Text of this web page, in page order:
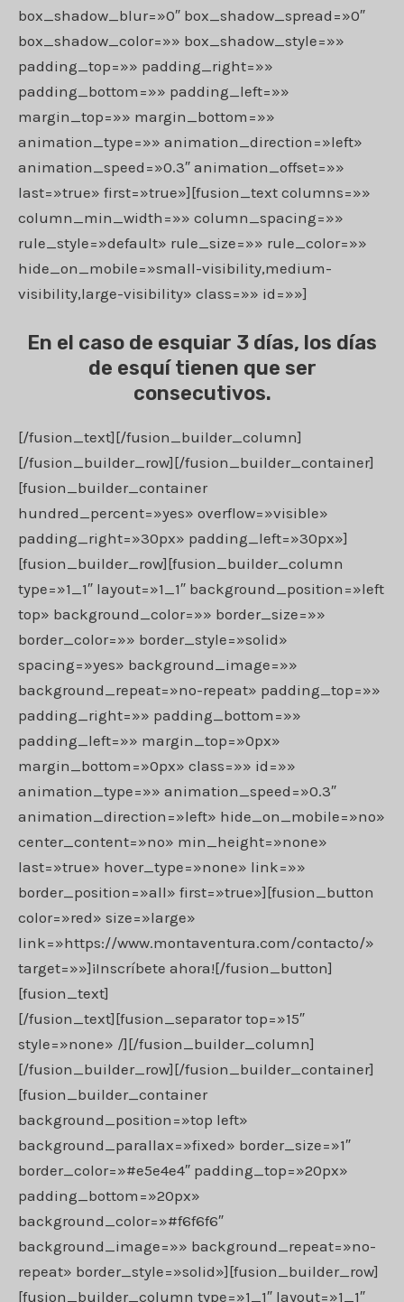
box_shadow_blur=»0″ box_shadow_spread=»0″
box_shadow_color=»» box_shadow_style=»»
padding_top=»» padding_right=»»
padding_bottom=»» padding_left=»»
margin_top=»» margin_bottom=»»
animation_type=»» animation_direction=»left»
animation_speed=»0.3″ animation_offset=»»
last=»true» first=»true»][fusion_text columns=»»
column_min_width=»» column_spacing=»»
rule_style=»default» rule_size=»» rule_color=»»
hide_on_mobile=»small-visibility,medium-
visibility,large-visibility» class=»» id=»»]
En el caso de esquiar 3 días, los días
de esquí tienen que ser
consecutivos.
[/fusion_text][/fusion_builder_column]
[/fusion_builder_row][/fusion_builder_container]
[fusion_builder_container
hundred_percent=»yes» overflow=»visible»
padding_right=»30px» padding_left=»30px»]
[fusion_builder_row][fusion_builder_column
type=»1_1″ layout=»1_1″ background_position=»left
top» background_color=»» border_size=»»
border_color=»» border_style=»solid»
spacing=»yes» background_image=»»
background_repeat=»no-repeat» padding_top=»»
padding_right=»» padding_bottom=»»
padding_left=»» margin_top=»0px»
margin_bottom=»0px» class=»» id=»»
animation_type=»» animation_speed=»0.3″
animation_direction=»left» hide_on_mobile=»no»
center_content=»no» min_height=»none»
last=»true» hover_type=»none» link=»»
border_position=»all» first=»true»][fusion_button
color=»red» size=»large»
link=»https://www.montaventura.com/contacto/»
target=»»]¡Inscríbete ahora![/fusion_button]
[fusion_text]
[/fusion_text][fusion_separator top=»15″
style=»none» /][/fusion_builder_column]
[/fusion_builder_row][/fusion_builder_container]
[fusion_builder_container
background_position=»top left»
background_parallax=»fixed» border_size=»1″
border_color=»#e5e4e4″ padding_top=»20px»
padding_bottom=»20px»
background_color=»#f6f6f6″
background_image=»» background_repeat=»no-
repeat» border_style=»solid»][fusion_builder_row]
[fusion_builder_column type=»1_1″ layout=»1_1″